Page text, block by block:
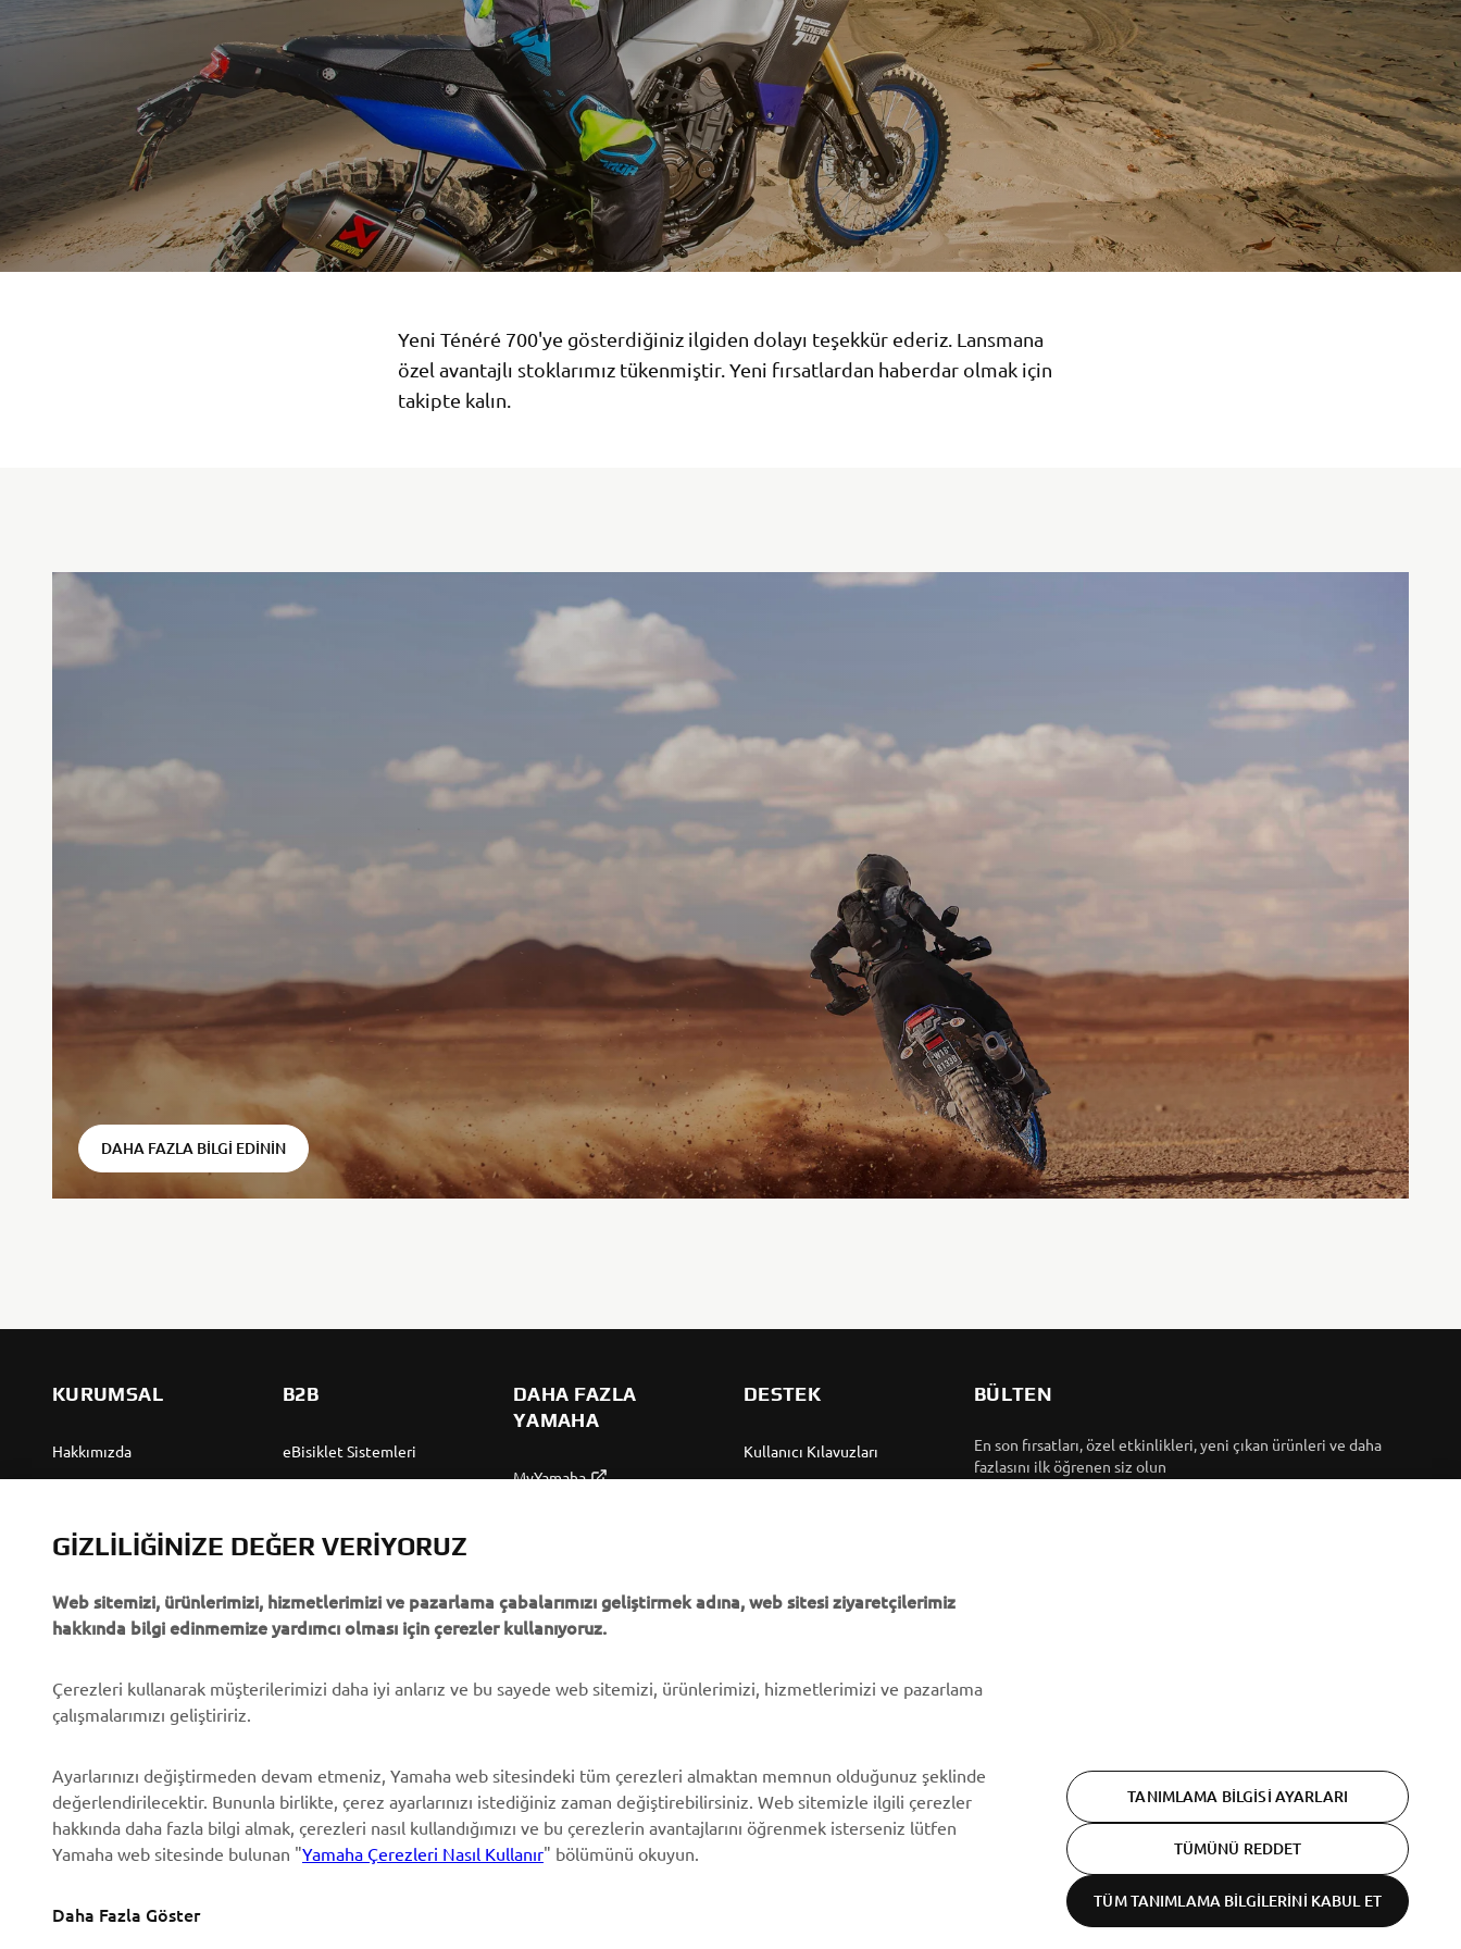
Yeni Ténéré 700'ye gösterdiğiniz ilgiden dolayı teşekkür ederiz. Lansmana
özel avantajlı stoklarımız tükenmiştir. Yeni fırsatlardan haberdar olmak için
takipte kalın.
DAHA FAZLA BILGI EDININ
KURUMSAL
Hakkımızda
Olaylar
Broşürler
Yamaha Bayisi Olmak
İnsan Hakları Politikası
Politikası
Whistleblower Channel
B2B
eBisiklet Sistemleri
Sürücü kursları
Ortaklıklar
Yamalube Safety Data
DAHA FAZLA
YAMAHA
MyYamaha
Yamaha Motor Global
Mobil Uygulamalar
DESTEK
Kullanıcı Kılavuzları
Bilgilendirme
BÜLTEN
En son fırsatları, özel etkinlikleri, yeni çıkan ürünleri ve daha
fazlasını ilk öğrenen siz olun
Turkey (Turkish) Gizlilik beyanı
GIZLILIĞINIZE DEĞER VERIYORUZ
Web sitemizi, ürünlerimizi, hizmetlerimizi ve pazarlama çabalarımızı geliştirmek adına, web sitesi ziyaretçilerimiz
hakkında bilgi edinmemize yardımcı olması için çerezler kullanıyoruz.
Çerezleri kullanarak müşterilerimizi daha iyi anlarız ve bu sayede web sitemizi, ürünlerimizi, hizmetlerimizi ve pazarlama
çalışmalarımızı geliştiririz.
Ayarlarınızı değiştirmeden devam etmeniz, Yamaha web sitesindeki tüm çerezleri almaktan memnun olduğunuz şeklinde
değerlendirilecektir. Bununla birlikte, çerez ayarlarınızı istediğiniz zaman değiştirebilirsiniz. Web sitemizle ilgili çerezler
hakkında daha fazla bilgi almak, çerezleri nasıl kullandığımızı ve bu çerezlerin avantajlarını öğrenmek isterseniz lütfen
Yamaha web sitesinde bulunan "Yamaha Çerezleri Nasıl Kullanır" bölümünü okuyun.
Daha Fazla Göster
TANIMLAMA BILGISI AYARLARI
TÜMÜNÜ REDDET
TÜM TANIMLAMA BILGILERINI KABUL ET